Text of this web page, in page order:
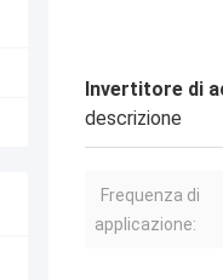
Invertitore di
descrizione
Frequenza di
applicazione: